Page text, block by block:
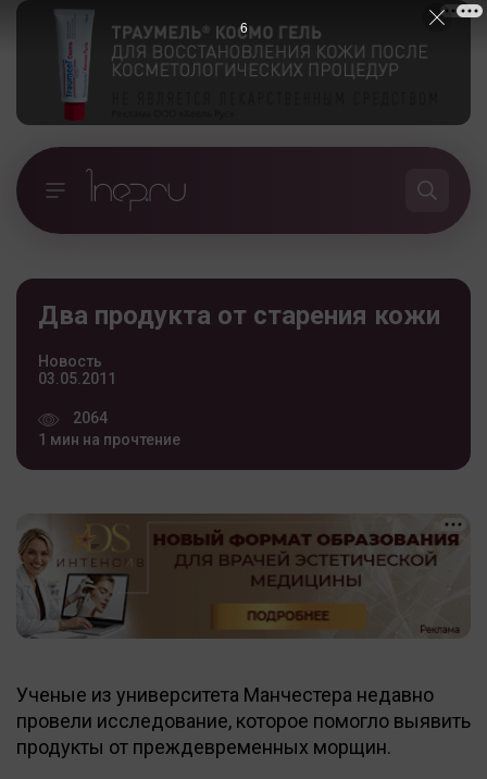
Два продукта от старения кожи
Новость
03.05.2011
2064
1 мин на прочтение
Ученые из университета Манчестера недавно
провели исследование, которое помогло выявить
продукты от преждевременных морщин.
5